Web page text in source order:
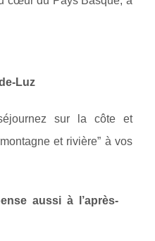
Luz
sur la côte et
et rivière” à vos
aussi à l’après-